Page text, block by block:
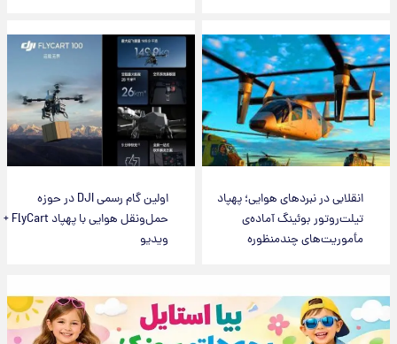
انقلابی در نبردهای هوایی؛ پهپاد
تیلت‌روتور بوئینگ آماده‌ی
مأموریت‌های چندمنظوره
اولین گام رسمی DJI در حوزه
حمل‌ونقل هوایی با پهپاد FlyCart +
ویدیو